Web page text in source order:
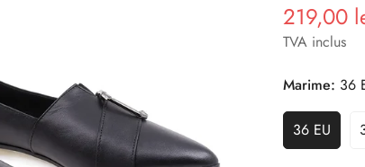
Pret
redus
219,00
Pret
TVA inclus
Marime: 36
36 EU